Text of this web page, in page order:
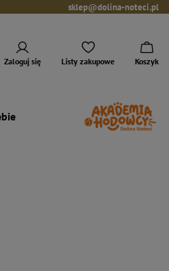
sklep@dolina-noteci.pl
Zaloguj się Listy zakupowe Koszyk